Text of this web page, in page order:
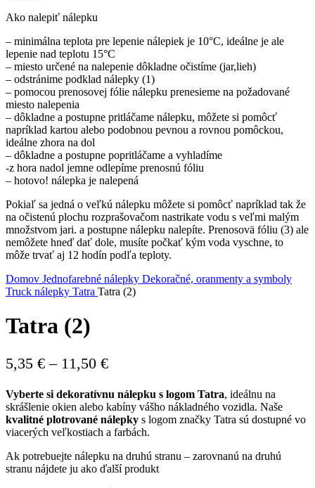
Ako nalepiť nálepku
– minimálna teplota pre lepenie nálepiek je 10°C, ideálne je ale
lepenie nad teplotu 15°C
– miesto určené na nalepenie dôkladne očistíme (jar,lieh)
– odstránime podklad nálepky (1)
– pomocou prenosovej fólie nálepku prenesieme na požadované
miesto nalepenia
– dôkladne a postupne pritláčame nálepku, môžete si pomôcť
napríklad kartou alebo podobnou pevnou a rovnou pomôckou,
ideálne zhora na dol
– dôkladne a postupne popritláčame a vyhladíme
-z hora nadol jemne odlepíme prenosnú fóliu
– hotovo! nálepka je nalepená
Pokiaľ sa jedná o veľkú nálepku môžete si pomôcť napríklad tak že
na očistenú plochu rozprašovačom nastrikate vodu s veľmi malým
množstvom jari. a postupne nálepku nalepíte. Prenosovä fóliu (3) ale
nemôžete hneď dať dole, musíte počkať kým voda vyschne, to
môže trvať aj 12 hodín podľa teploty.
Domov Jednofarebné nálepky Dekoračné, oranmenty a symboly
Truck nálepky Tatra Tatra (2)
Tatra (2)
5,35 € – 11,50 €Price
5,35 €
through
11,50 €
Vyberte si dekoratívnu nálepku s logom Tatra, ideálnu na
skrášlenie okien alebo kabíny vášho nákladného vozidla. Naše
kvalitné plotrované nálepky s logom značky Tatra sú dostupné vo
viacerých veľkostiach a farbách.
Ak potrebuejte nálepku na druhú stranu – zarovnanú na druhú
stranu nájdete ju ako ďalší produkt